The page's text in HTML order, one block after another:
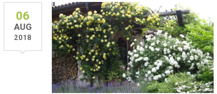
06
AUG
2018